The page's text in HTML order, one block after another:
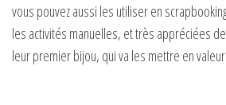
vous pouvez aussi les utiliser en
les activités manuelles, et très appréciées
leur premier bijou, qui va les mettre en valeur